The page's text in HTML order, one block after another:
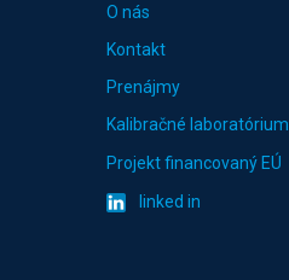
O nás
Kontakt
Prenájmy
Kalibračné laboratórium
Projekt financovaný EÚ
linked in